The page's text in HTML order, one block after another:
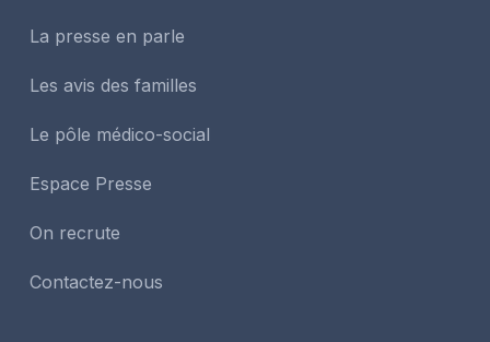
La presse en parle
Les avis des familles
Le pôle médico-social
Espace Presse
On recrute
Contactez-nous